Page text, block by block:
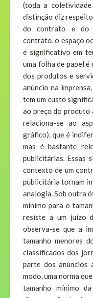
(toda a
distinção diz
do contrato e do
contrato, o espaço
é significativo em
uma folha de papel
dos produtos e
anúncio na
tem um custo
ao preço do produto
relaciona-se ao
gráfico), que é
mas é bastante
publicitárias. Essas
contexto de um
publicitária tornam
analogia. Sob outra
mínimo para o
resiste a um juízo
observa-se que a
tamanho menores
classificados dos
parte dos anúncios
modo, uma norma
tamanho mínimo